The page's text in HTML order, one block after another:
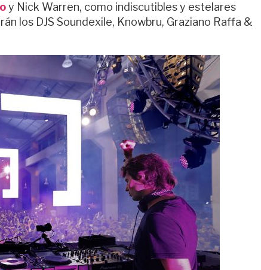
y Nick Warren, como indiscutibles y estelares
los DJS Soundexile, Knowbru, Graziano Raffa &